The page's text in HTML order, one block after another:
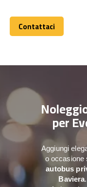
Contattaci
Contattaci
per
Aggiungi
o occasione
autobus
Baviera